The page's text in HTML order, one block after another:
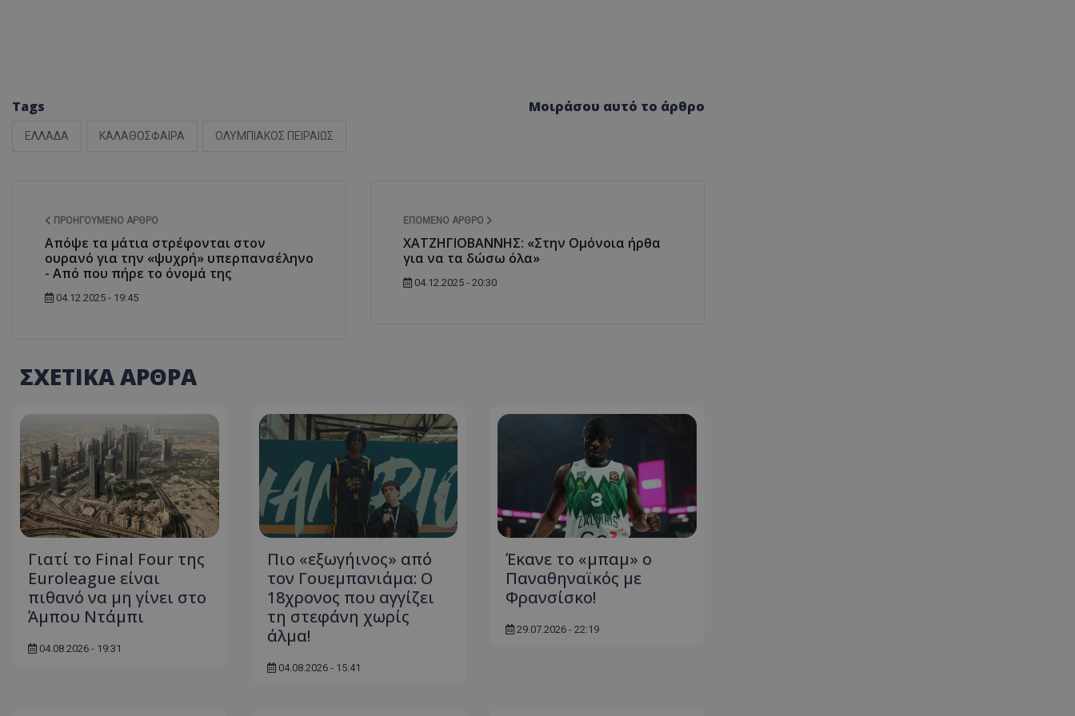
Tags
ΕΛΛΑΔΑ ΚΑΛΑΘΟΣΦΑΙΡΑ ΟΛΥΜΠΙΑΚΟΣ ΠΕΙΡΑΙΩΣ
Μοιράσου αυτό το άρθρο
ΠΡΟΗΓΟΎΜΕΝΟ ΆΡΘΡΟ
Απόψε τα μάτια στρέφονται στον
ουρανό για την «ψυχρή» υπερπανσέληνο
- Από που πήρε το όνομά της
04.12.2025 - 19:45
ΕΠΌΜΕΝΟ ΆΡΘΡΟ
ΧΑΤΖΗΓΙΟΒΑΝΝΗΣ: «Στην Ομόνοια ήρθα
για να τα δώσω όλα»
04.12.2025 - 20:30
ΣΧΕΤΙΚΑ ΑΡΘΡΑ
Γιατί το Final Four της
Euroleague είναι
πιθανό να μη γίνει στο
Άμπου Ντάμπι
04.08.2026 - 19:31
Πιο «εξωγήινος» από
τον Γουεμπανιάμα: Ο
18χρονος που αγγίζει
τη στεφάνη χωρίς
άλμα!
04.08.2026 - 15:41
Έκανε το «μπαμ» ο
Παναθηναϊκός με
Φρανσίσκο!
29.07.2026 - 22:19